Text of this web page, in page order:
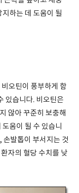
하는 데 도움이 될
오틴이 풍부하게 함
있습니다. 비오틴은
않아 꾸준히 보충해
움이 될 수 있습니
손발톱이 부서지는 것
자의 혈당 수치를 낮